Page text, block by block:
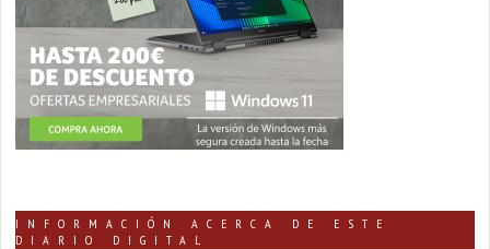
INFORMACIÓN ACERCA DE ESTE
DIARIO DIGITAL